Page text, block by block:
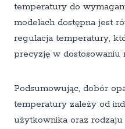
temperatury do
modelach dostępna jest
regulacja temperatury,
precyzję w dostosowaniu
Podsumowując, dobór
temperatury zależy od
użytkownika oraz